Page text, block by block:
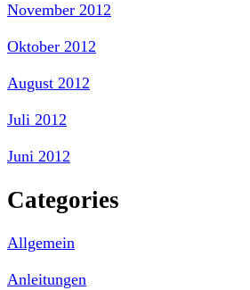
November 2012
Oktober 2012
August 2012
Juli 2012
Juni 2012
Categories
Allgemein
Anleitungen